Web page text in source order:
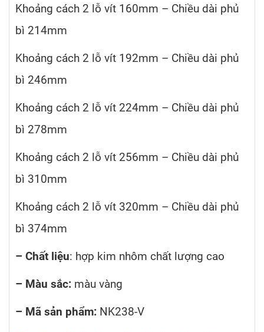
Khoảng cách 2 lỗ vít 160mm – Chiều dài phủ
bì 214mm
Khoảng cách 2 lỗ vít 192mm – Chiều dài phủ
bì 246mm
Khoảng cách 2 lỗ vít 224mm – Chiều dài phủ
bì 278mm
Khoảng cách 2 lỗ vít 256mm – Chiều dài phủ
bì 310mm
Khoảng cách 2 lỗ vít 320mm – Chiều dài phủ
bì 374mm
– Chất liệu: hợp kim nhôm chất lượng cao
– Màu sắc: màu vàng
– Mã sản phẩm: NK238-V